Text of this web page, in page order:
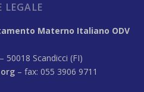
LEGALE
Materno Italiano ODV
50018 Scandicci (FI)
– fax: 055 3906 9711